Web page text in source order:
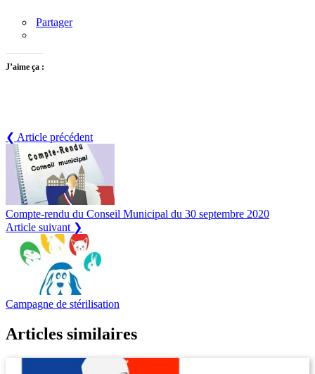
Partager
J’aime ça :
❮ Article précédent
Compte-rendu du Conseil Municipal du 30 septembre 2020
Article suivant ❯
Campagne de stérilisation
Articles similaires